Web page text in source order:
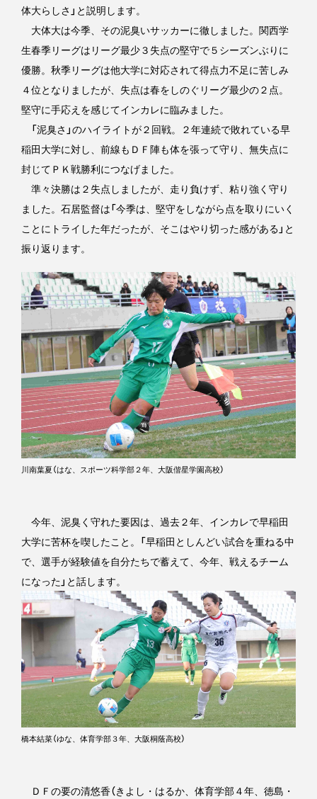
体大らしさ」と説明します。
大体大は今季、その泥臭いサッカーに徹しました。関西学
生春季リーグはリーグ最少３失点の堅守で５シーズンぶりに
優勝。秋季リーグは他大学に対応されて得点力不足に苦しみ
４位となりましたが、失点は春をしのぐリーグ最少の２点。
堅守に手応えを感じてインカレに臨みました。
「泥臭さ」のハイライトが２回戦。２年連続で敗れている早
稲田大学に対し、前線もＤＦ陣も体を張って守り、無失点に
封じてＰＫ戦勝利につなげました。
準々決勝は２失点しましたが、走り負けず、粘り強く守り
ました。石居監督は「今季は、堅守をしながら点を取りにいく
ことにトライした年だったが、そこはやり切った感がある」と
振り返ります。
川南葉夏（はな、スポーツ科学部２年、大阪偕星学園高校）
今年、泥臭く守れた要因は、過去２年、インカレで早稲田
大学に苦杯を喫したこと。「早稲田としんどい試合を重ねる中
で、選手が経験値を自分たちで蓄えて、今年、戦えるチーム
になった」と話します。
橋本結菜（ゆな、体育学部３年、大阪桐蔭高校）
ＤＦの要の清悠香（きよし・はるか、体育学部４年、徳島・